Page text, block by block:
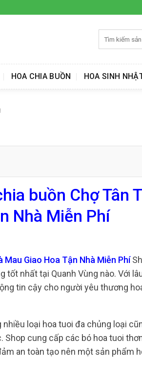
kiếm:
HOA CHIA BUỒN HOA SINH
buồn Chợ Tân
Nhà Miễn Phí
Giao Hoa Tận Nhà Miễn Phí
nhất tại Quanh Vùng nào. Với
tin cậy cho người yêu thương
loại hoa tuoi đa chủng loại
Shop cung cấp các bó hoa tuoi
an toàn tạo nên một sản phẩm